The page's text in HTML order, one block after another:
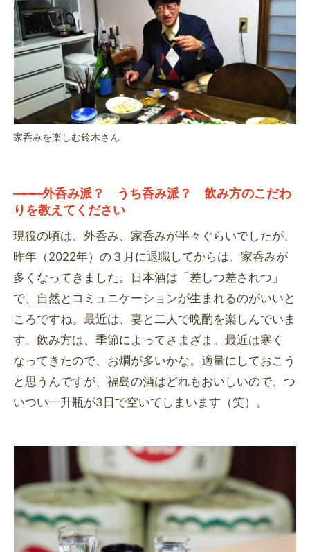
家呑みを楽しむ鈴木さん
―――外呑み派？ うち呑み派？ 飲み方のこだわ
りを教えてください
現役の頃は、外呑み、家呑みが半々ぐらいでしたが、
昨年（2022年）の３月に退職してからは、家呑みが
多くなってきました。日本酒は「差しつ差されつ」
で、自然とコミュニケーションが生まれるのがいいと
ころですね。最近は、妻と二人で晩酌を楽しんでいま
す。飲み方は、季節によってさまざま。最近は寒く
なってきたので、お燗が多いかな。適量にしておこう
と思うんですが、福島の酒はどれもおいしいので、つ
いつい一升瓶が3日で空いてしまいます（笑）。